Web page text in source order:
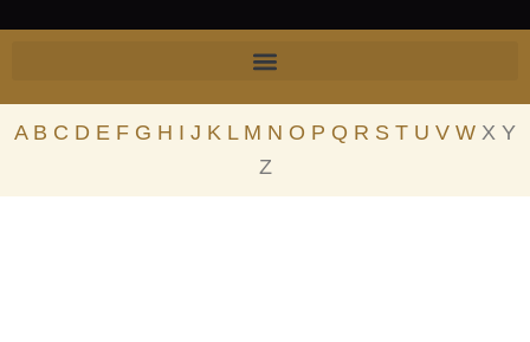
A B C D E F G H I J K L M N O P Q R S T U V W X Y
Z